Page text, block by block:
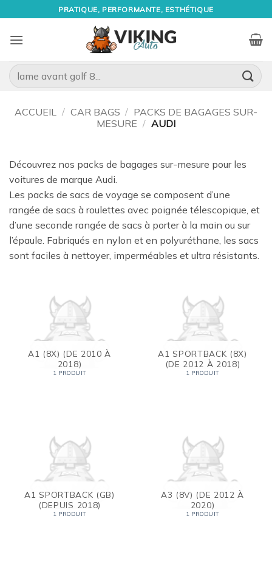
au
contenu
PRATIQUE, PERFORMANTE, ESTHÉTIQUE
Recherche
pour :
ACCUEIL / CAR BAGS / PACKS DE BAGAGES SUR-
MESURE / AUDI
Découvrez nos packs de bagages sur-mesure pour les
voitures de marque Audi.
Les packs de sacs de voyage se composent d’une
rangée de sacs à roulettes avec poignée télescopique, et
d’une seconde rangée de sacs à porter à la main ou sur
l’épaule. Fabriqués en nylon et en polyuréthane, les sacs
sont faciles à nettoyer, imperméables et ultra résistants.
A1 (8X) (DE 2010 À
2018)
1 PRODUIT
A1 SPORTBACK (8X)
(DE 2012 À 2018)
1 PRODUIT
A1 SPORTBACK (GB)
(DEPUIS 2018)
1 PRODUIT
A3 (8V) (DE 2012 À
2020)
1 PRODUIT